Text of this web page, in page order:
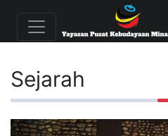
Sejarah